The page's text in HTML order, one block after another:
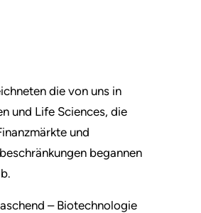
die von uns in
und Life Sciences, die
und
begannen
– Biotechnologie